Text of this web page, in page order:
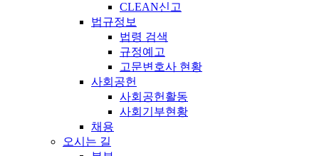
CLEAN신고
법규정보
법령 검색
규정예고
고문변호사 현황
사회공헌
사회공헌활동
사회기부현황
채용
오시는 길